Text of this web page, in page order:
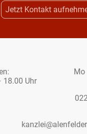
Jetzt Kontakt
18.00 Uhr
02293